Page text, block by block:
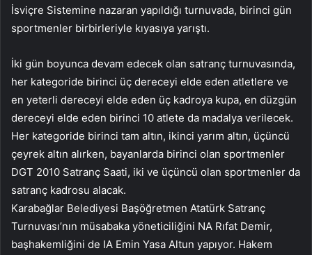
İsviçre Sistemine nazaran yapıldığı turnuvada, birinci gün
sportmenler birbirleriyle kıyasıya yarıştı.
İki gün boyunca devam edecek olan satranç turnuvasında,
her kategoride birinci üç dereceyi elde eden atletlere ve
en yeterli dereceyi elde eden üç kadroya kupa, en düzgün
dereceyi elde eden birinci 10 atlete da madalya verilecek.
Her kategoride birinci tam altın, ikinci yarım altın, üçüncü
çeyrek altın alırken, bayanlarda birinci olan sportmenler
DGT 2010 Satranç Saati, iki ve üçüncü olan sportmenler da
satranç kadrosu alacak.
Karabağlar Belediyesi Başöğretmen Atatürk Satranç
Turnuvası’nın müsabaka yöneticiliğini NA Rıfat Demir,
başhakemliğini de IA Emin Yasa Altun yapıyor. Hakem